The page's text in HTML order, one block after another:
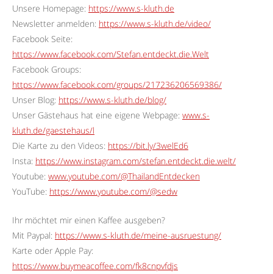
Unsere Homepage: https://www.s-kluth.de
Newsletter anmelden: https://www.s-kluth.de/video/
Facebook Seite:
https://www.facebook.com/Stefan.entdeckt.die.Welt
Facebook Groups:
https://www.facebook.com/groups/217236206569386/
Unser Blog: https://www.s-kluth.de/blog/
Unser Gästehaus hat eine eigene Webpage: www.s-
kluth.de/gaestehaus/l
Die Karte zu den Videos: https://bit.ly/3welEd6
Insta: https://www.instagram.com/stefan.entdeckt.die.welt/
Youtube: www.youtube.com/@ThailandEntdecken
YouTube: https://www.youtube.com/@sedw
Ihr möchtet mir einen Kaffee ausgeben?
Mit Paypal: https://www.s-kluth.de/meine-ausruestung/
Karte oder Apple Pay:
https://www.buymeacoffee.com/fk8cnpvfdjs